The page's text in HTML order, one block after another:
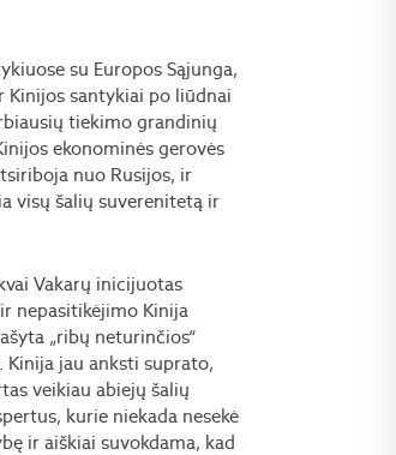
su Europos Sąjunga,
Kinijos santykiai po liūdnai
tiekimo grandinių
ekonominės gerovės
nuo Rusijos, ir
visų šalių suverenitetą ir
Vakarų inicijuotas
nepasitikėjimo Kinija
„ribų neturinčios“
jau anksti suprato,
veikiau abiejų šalių
kurie niekada nesekė
ir aiškiai suvokdama, kad